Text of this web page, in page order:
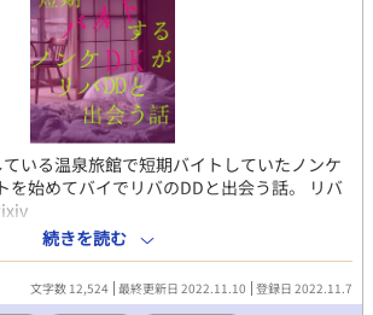
いる温泉旅館で短期バイトしていたノンケ
を始めてバイでリバのDDと出会う話。 リバ
novel/show.php?id=18818200 ムーンラ
novel18.syosetu.com/n6449il/ fujossy
30376 ハーメルン
novel/406686/
続きを読む
文字数 12,524 最終更新日 2022.11.10 登録日 2022.11.7